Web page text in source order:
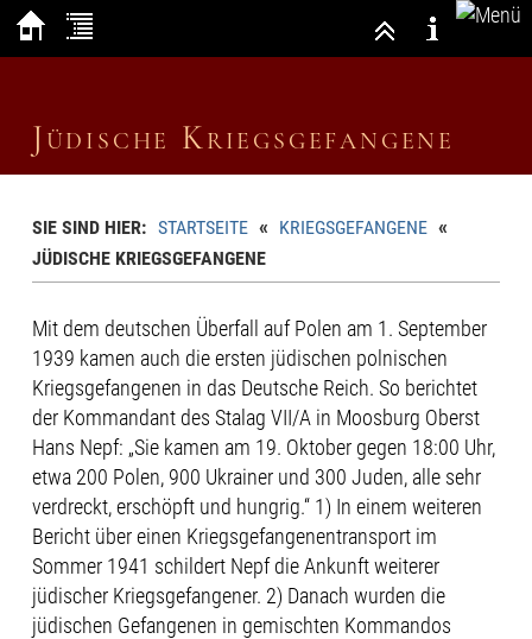
Jüdische Kriegsgefangene
SIE SIND HIER: STARTSEITE « KRIEGSGEFANGENE «
JÜDISCHE KRIEGSGEFANGENE
Mit dem deutschen Überfall auf Polen am 1. September
1939 kamen auch die ersten jüdischen polnischen
Kriegsgefangenen in das Deutsche Reich. So berichtet
der Kommandant des Stalag VII/A in Moosburg Oberst
Hans Nepf: „Sie kamen am 19. Oktober gegen 18:00 Uhr,
etwa 200 Polen, 900 Ukrainer und 300 Juden, alle sehr
verdreckt, erschöpft und hungrig.“ 1) In einem weiteren
Bericht über einen Kriegsgefangenentransport im
Sommer 1941 schildert Nepf die Ankunft weiterer
jüdischer Kriegsgefangener. 2) Danach wurden die
jüdischen Gefangenen in gemischten Kommandos